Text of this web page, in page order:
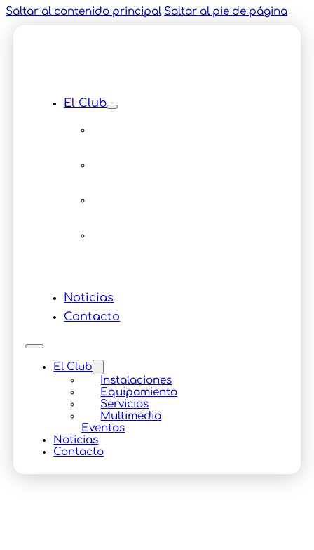
Saltar al contenido principal Saltar al pie de página
El Club
Noticias
Contacto
El Club
Instalaciones
Equipamiento
Servicios
Multimedia
Eventos
Noticias
Contacto